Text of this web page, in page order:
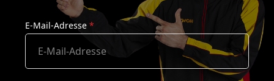
E-Mail-Adresse *